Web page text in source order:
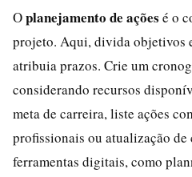
Oplanejamento de ações é o
projeto. Aqui, divida objetivos
atribuia prazos. Crie um
considerando recursos
meta de carreira, liste ações
profissionais ou atualização
ferramentas digitais, como